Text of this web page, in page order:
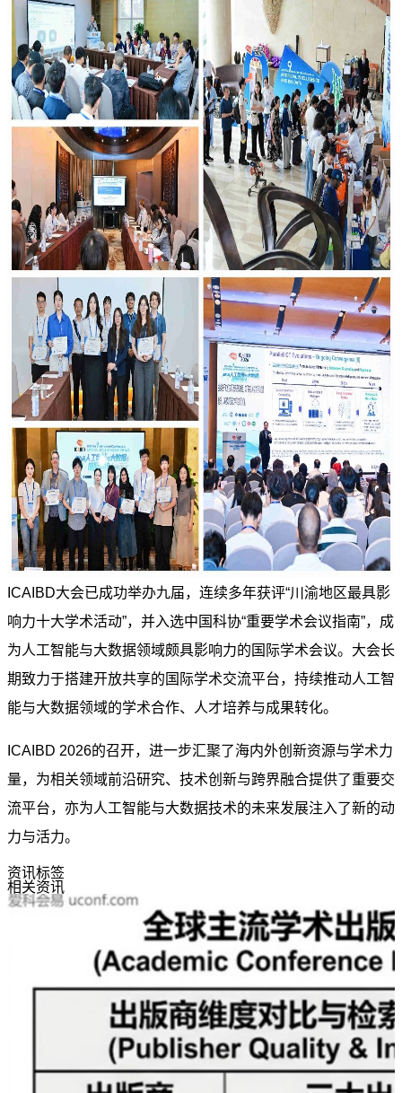
ICAIBD大会已成功举办九届，连续多年获评“川渝地区最具影
响力十大学术活动”，并入选中国科协“重要学术会议指南”，成
为人工智能与大数据领域颇具影响力的国际学术会议。大会长
期致力于搭建开放共享的国际学术交流平台，持续推动人工智
能与大数据领域的学术合作、人才培养与成果转化。
ICAIBD 2026的召开，进一步汇聚了海内外创新资源与学术力
量，为相关领域前沿研究、技术创新与跨界融合提供了重要交
流平台，亦为人工智能与大数据技术的未来发展注入了新的动
力与活力。
资讯标签
相关资讯